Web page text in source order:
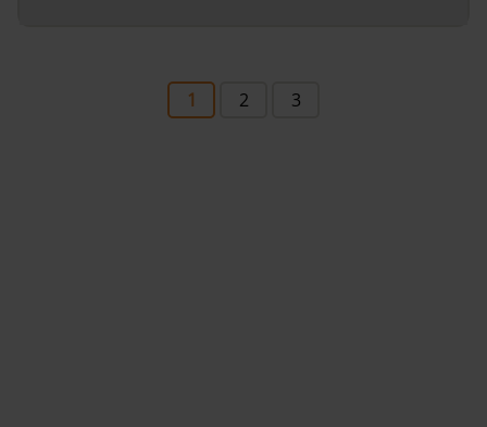
1 2 3